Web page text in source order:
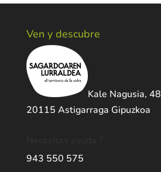
Ven y descubre
Kale Nagusia, 48
20115 Astigarraga Gipuzkoa
943 550 575